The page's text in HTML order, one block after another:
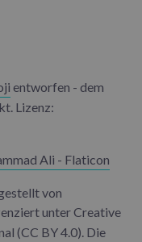
entworfen - dem
Lizenz:
Ali - Flaticon
von
unter Creative
(CC BY 4.0). Die